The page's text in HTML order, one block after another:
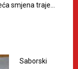
smjena traje…
Saborski